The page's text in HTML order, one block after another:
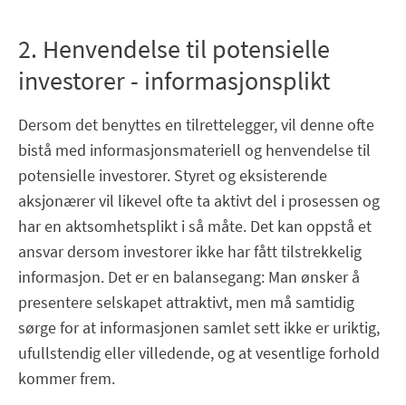
2. Henvendelse til potensielle
investorer - informasjonsplikt
Dersom det benyttes en tilrettelegger, vil denne ofte
bistå med informasjonsmateriell og henvendelse til
potensielle investorer. Styret og eksisterende
aksjonærer vil likevel ofte ta aktivt del i prosessen og
har en aktsomhetsplikt i så måte. Det kan oppstå et
ansvar dersom investorer ikke har fått tilstrekkelig
informasjon. Det er en balansegang: Man ønsker å
presentere selskapet attraktivt, men må samtidig
sørge for at informasjonen samlet sett ikke er uriktig,
ufullstendig eller villedende, og at vesentlige forhold
kommer frem.